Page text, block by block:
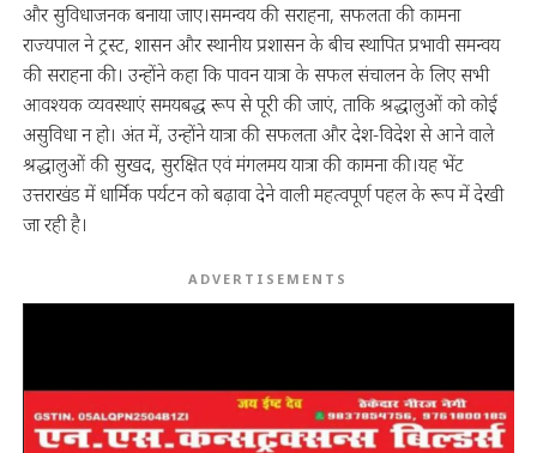
और सुविधाजनक बनाया जाए।समन्वय की सराहना, सफलता की कामना
राज्यपाल ने ट्रस्ट, शासन और स्थानीय प्रशासन के बीच स्थापित प्रभावी समन्वय
की सराहना की। उन्होंने कहा कि पावन यात्रा के सफल संचालन के लिए सभी
आवश्यक व्यवस्थाएं समयबद्ध रूप से पूरी की जाएं, ताकि श्रद्धालुओं को कोई
असुविधा न हो। अंत में, उन्होंने यात्रा की सफलता और देश-विदेश से आने वाले
श्रद्धालुओं की सुखद, सुरक्षित एवं मंगलमय यात्रा की कामना की।यह भेंट
उत्तराखंड में धार्मिक पर्यटन को बढ़ावा देने वाली महत्वपूर्ण पहल के रूप में देखी
जा रही है।
ADVERTISEMENTS